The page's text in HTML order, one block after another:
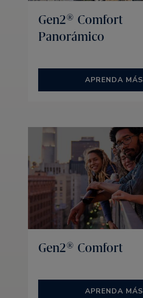
Gen2® Comfort
Panorámico
APRENDA MÁS
Gen2® Comfort
APRENDA MÁS